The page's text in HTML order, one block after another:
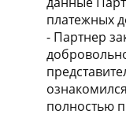
платежных
- Партнер
полностью